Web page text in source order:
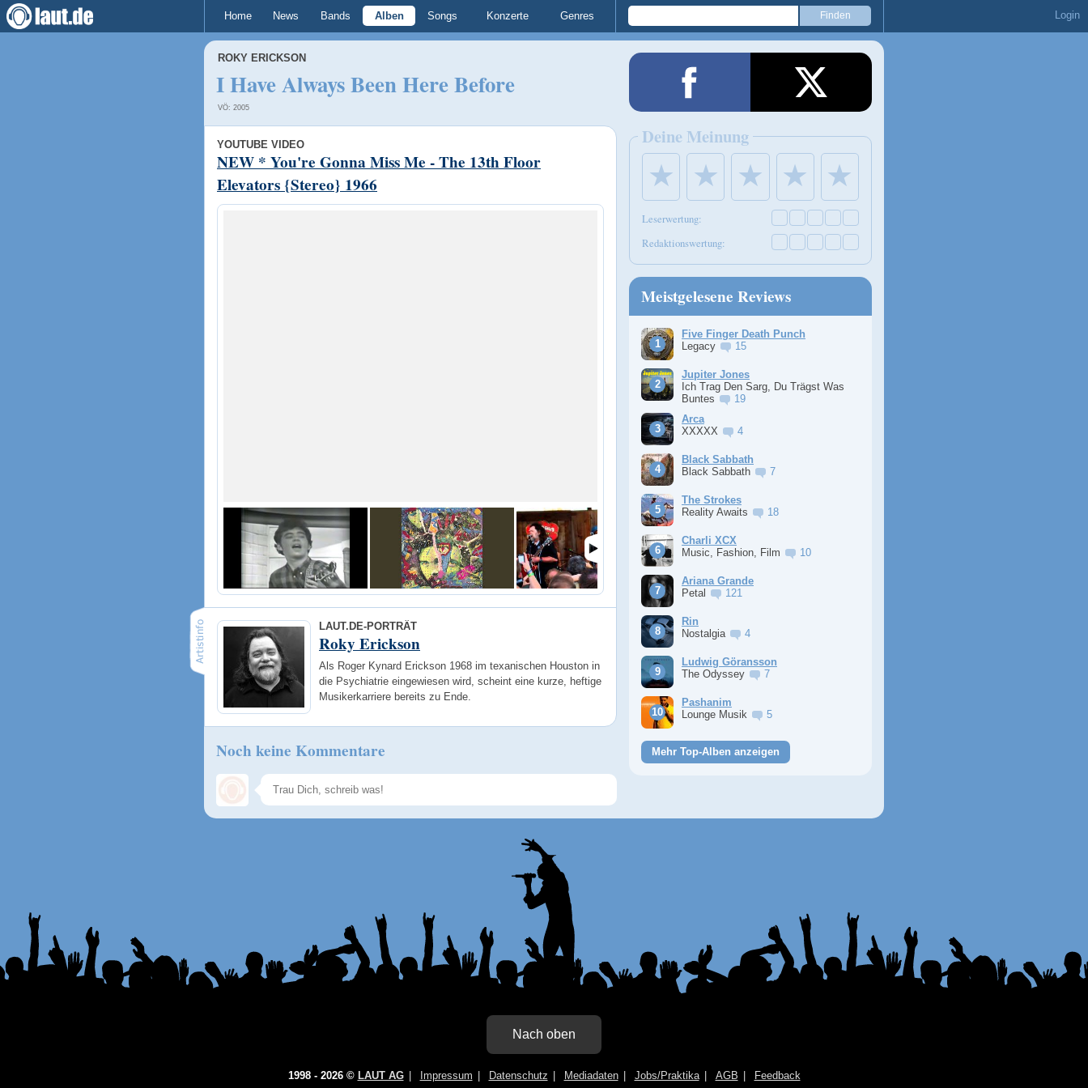
Home News Bands Alben Songs Konzerte Genres Login
ROKY ERICKSON
I Have Always Been Here Before
VÖ: 2005
YOUTUBE VIDEO
NEW * You're Gonna Miss Me - The 13th Floor
Elevators {Stereo} 1966
LAUT.DE-PORTRÄT
Roky Erickson
Als Roger Kynard Erickson 1968 im texanischen Houston in
die Psychiatrie eingewiesen wird, scheint eine kurze, heftige
Musikerkarriere bereits zu Ende.
Noch keine Kommentare
Speichern
Deine Meinung
★ ★ ★ ★ ★
Leserwertung:
Redaktionswertung:
Meistgelesene Reviews
Five Finger Death Punch
Legacy
15
Jupiter Jones
Ich Trag Den Sarg, Du Trägst Was
Buntes
19
Arca
XXXXX
4
Black Sabbath
Black Sabbath
7
The Strokes
Reality Awaits
18
Charli XCX
Music, Fashion, Film
10
Ariana Grande
Petal
121
Rin
Nostalgia
4
Ludwig Göransson
The Odyssey
7
Pashanim
Lounge Musik
5
Mehr Top-Alben anzeigen
Nach oben
1998 - 2026 © LAUT AG Impressum Datenschutz Mediadaten Jobs/Praktika AGB Feedback